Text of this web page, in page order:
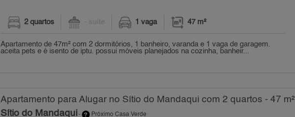
2 quartos - suíte 1 vaga 47 m²
Apartamento de 47m² com 2 dormitórios, 1 banheiro, varanda e 1 vaga de garagem.
aceita pets e é isento de iptu. possui móveis planejados na cozinha, banheir...
Apartamento para Alugar no Sítio do Mandaqui com 2 quartos - 47 m²
Sítio do Mandaqui - Próximo Casa Verde